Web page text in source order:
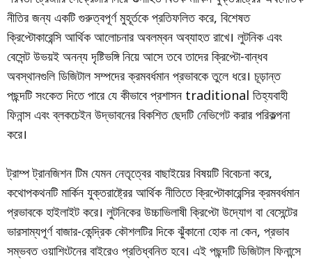
নীতির জন্য একটি গুরুত্বপূর্ণ মুহূর্তকে প্রতিফলিত করে, বিশেষত
ক্রিপ্টোকারেন্সি আর্থিক আলোচনার অবলম্বন অব্যাহত রাখে। লুটনিক এবং
বেসেন্ট উভয়ই অনন্য দৃষ্টিভঙ্গি নিয়ে আসে তবে তাদের ক্রিপ্টো-বান্ধব
অবস্থানগুলি ডিজিটাল সম্পদের ক্রমবর্ধমান প্রভাবকে তুলে ধরে। চূড়ান্ত
পছন্দটি সংকেত দিতে পারে যে কীভাবে প্রশাসন traditional তিহ্যবাহী
ফিনান্স এবং ব্লকচেইন উদ্ভাবনের বিকশিত ছেদটি নেভিগেট করার পরিকল্পনা
করে।
ট্রাম্প ট্রানজিশন টিম যেমন নেতৃত্বের বাছাইয়ের বিষয়টি বিবেচনা করে,
কথোপকথনটি মার্কিন যুক্তরাষ্ট্রের আর্থিক নীতিতে ক্রিপ্টোকারেন্সির ক্রমবর্ধমান
প্রভাবকে হাইলাইট করে। লুটনিকের উচ্চাভিলাষী ক্রিপ্টো উদ্যোগ বা বেসেন্টের
ভারসাম্যপূর্ণ বাজার-কেন্দ্রিক কৌশলটির দিকে ঝুঁকানো হোক না কেন, প্রভাব
সম্ভবত ওয়াশিংটনের বাইরেও প্রতিধ্বনিত হবে। এই পছন্দটি ডিজিটাল ফিনান্সে